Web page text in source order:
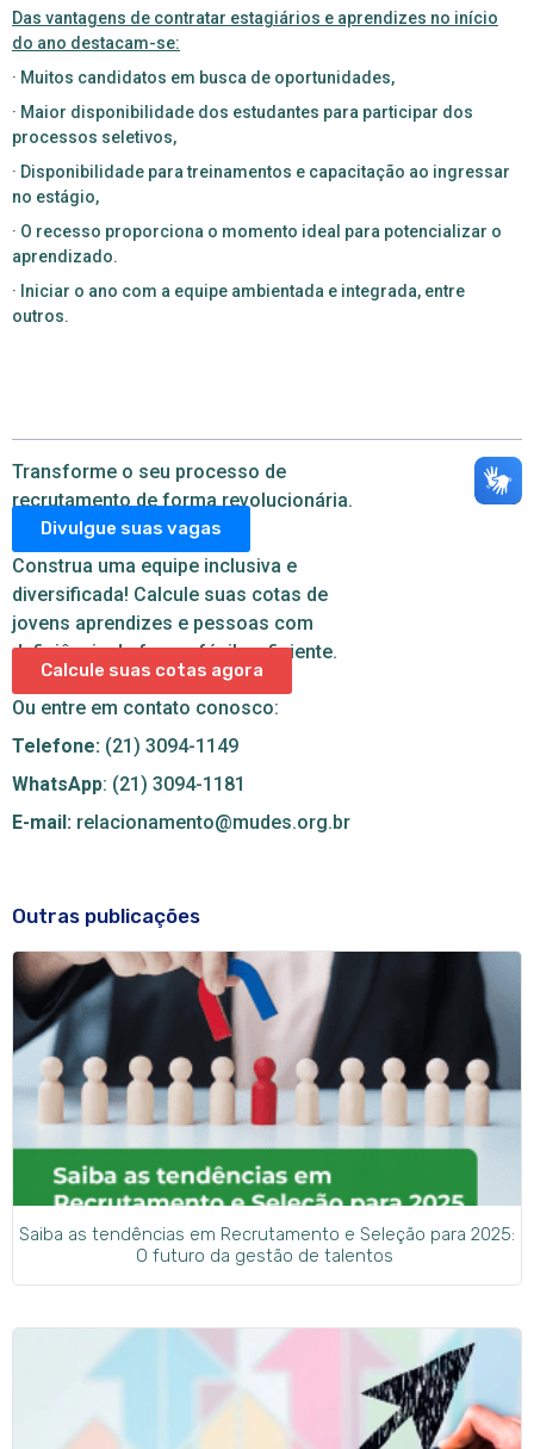
Das vantagens de contratar estagiários e aprendizes no início
do ano destacam-se:
· Muitos candidatos em busca de oportunidades,
· Maior disponibilidade dos estudantes para participar dos
processos seletivos,
· Disponibilidade para treinamentos e capacitação ao ingressar
no estágio,
· O recesso proporciona o momento ideal para potencializar o
aprendizado.
· Iniciar o ano com a equipe ambientada e integrada, entre
outros.
Transforme o seu processo de
recrutamento de forma revolucionária.
Divulgue suas vagas
Construa uma equipe inclusiva e
diversificada! Calcule suas cotas de
jovens aprendizes e pessoas com
deficiência de forma fácil e eficiente.
Calcule suas cotas agora
Ou entre em contato conosco:
Telefone: (21) 3094-1149
WhatsApp: (21) 3094-1181
E-mail: relacionamento@mudes.org.br
Outras publicações
Saiba as tendências em Recrutamento e Seleção para 2025:
O futuro da gestão de talentos